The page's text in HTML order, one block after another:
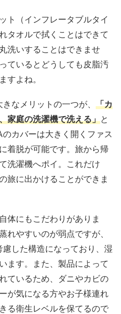
ト（インフレータブルタイ
タオルで拭くことはできて
洗いすることはできませ
ているとどうしても皮脂汚
すよね。
なメリットの一つが、 「カ
家庭の洗濯機で洗える」と
カバーは大きく開くファス
着脱が可能です。旅から帰
洗濯機へポイ。これだけ
旅に出かけることができま
体にもこだわりがありま
れやすいのが弱点ですが、
した構造になっており、湿
ます。また、製品によって
ているため、ダニやカビの
が気になる方やお子様連れ
る衛生レベルを保てるので